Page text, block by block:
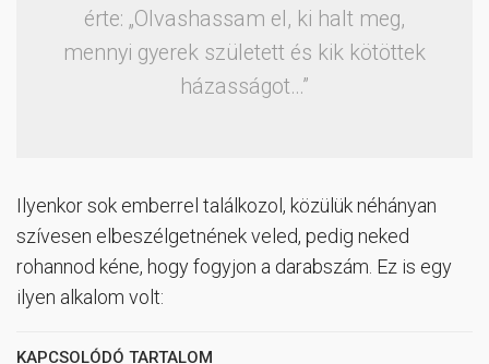
érte: „Olvashassam el, ki halt meg,
mennyi gyerek született és kik kötöttek
házasságot…”
Ilyenkor sok emberrel találkozol, közülük néhányan
szívesen elbeszélgetnének veled, pedig neked
rohannod kéne, hogy fogyjon a darabszám. Ez is egy
ilyen alkalom volt:
KAPCSOLÓDÓ TARTALOM